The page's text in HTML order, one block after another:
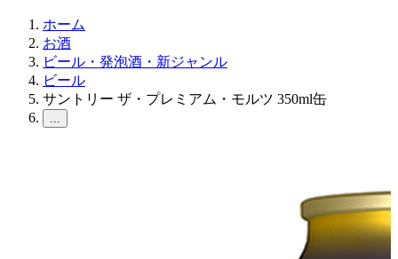
ホーム
お酒
ビール・発泡酒・新ジャンル
ビール
サントリー ザ・プレミアム・モルツ 350ml缶
...